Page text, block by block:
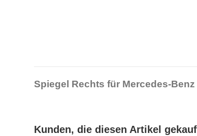
Spiegel Rechts für Mercedes-
Kunden, die diesen Artikel